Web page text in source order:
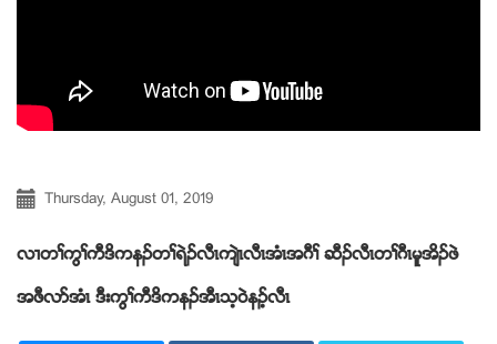
Thursday, August 01, 2019
လ႕တႈကြႈကီဒိကနဥတႈရဲဥလီၚက်ဲၚလီၚအံၚအဂီႈ ဆီဥလီၚတႈဂီၚမူအိဥဖဲ
အဖီလဏအံၚ ဒီးကြႈကီဒိကနဥအီၚသ့၀ဲနဥ့လီၚ